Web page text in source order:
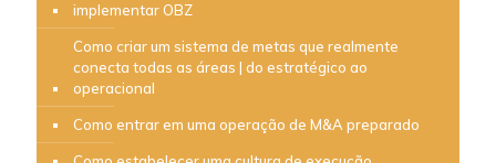
implementar OBZ
Como criar um sistema de metas que realmente
conecta todas as áreas | do estratégico ao
operacional
Como entrar em uma operação de M&A preparado